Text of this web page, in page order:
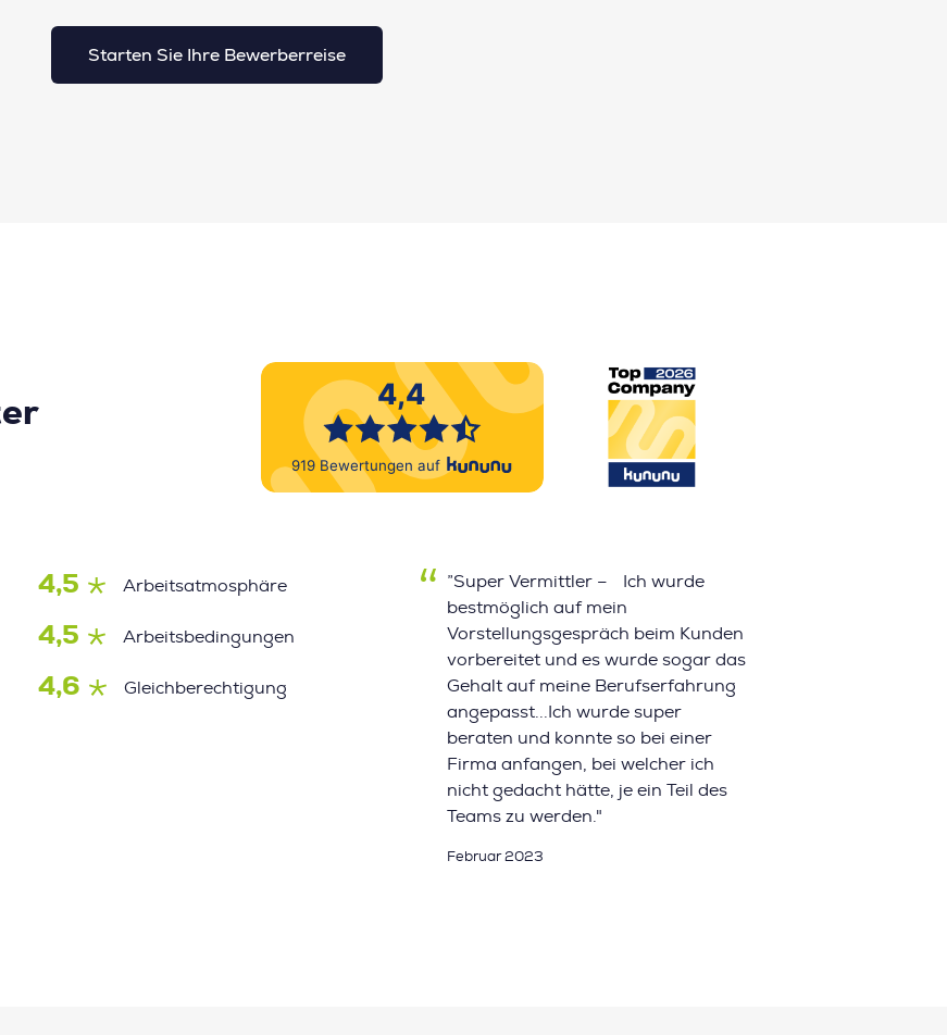
Starten Sie Ihre Bewerberreise
4,5 Arbeitsatmosphäre
4,5 Arbeitsbedingungen
4,6 Gleichberechtigung
”Super Vermittler – Ich wurde
bestmöglich auf mein
Vorstellungsgespräch beim Kunden
vorbereitet und es wurde sogar das
Gehalt auf meine Berufserfahrung
angepasst...Ich wurde super
beraten und konnte so bei einer
Firma anfangen, bei welcher ich
nicht gedacht hätte, je ein Teil des
Teams zu werden."
Februar 2023